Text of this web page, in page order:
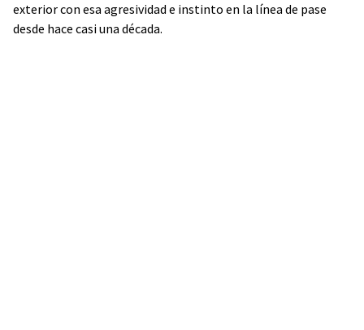
exterior con esa agresividad e instinto en la línea de pase
desde hace casi una década.